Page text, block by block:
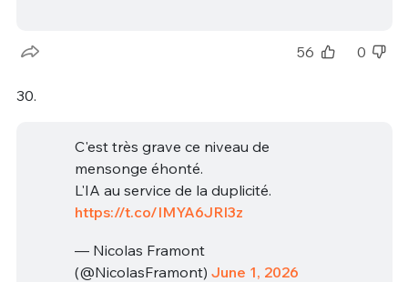
56 0
30.
C'est très grave ce niveau de
mensonge éhonté.
L'IA au service de la duplicité.
https://t.co/IMYA6JRl3z
— Nicolas Framont
(@NicolasFramont) June 1, 2026